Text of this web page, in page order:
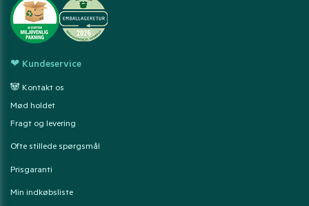
❤ Kundeservice
🐼 Kontakt os
Mød holdet
Fragt og levering
Ofte stillede spørgsmål
Prisgaranti
Min indkøbsliste